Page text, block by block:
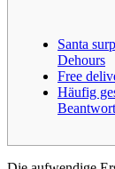
Santa
Dehours
Free
Häufig